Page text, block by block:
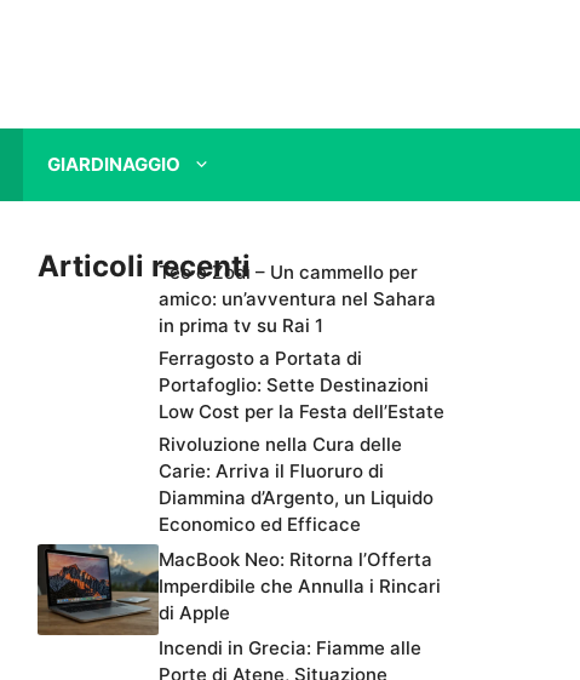
GIARDINAGGIO
Articoli recentiTeo e Zodì – Un cammello per
amico: un’avventura nel Sahara
in prima tv su Rai 1
Ferragosto a Portata di
Portafoglio: Sette Destinazioni
Low Cost per la Festa dell’Estate
Rivoluzione nella Cura delle
Carie: Arriva il Fluoruro di
Diammina d’Argento, un Liquido
Economico ed Efficace
MacBook Neo: Ritorna l’Offerta
Imperdibile che Annulla i Rincari
di Apple
Incendi in Grecia: Fiamme alle
Porte di Atene, Situazione